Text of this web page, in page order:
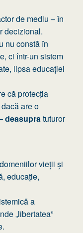
de mediu – în
decizional.
nu constă în
ci într-un sistem
lipsa educației
că protecția
are o
deasupratuturor
vieții și
educație,
a
„libertatea”